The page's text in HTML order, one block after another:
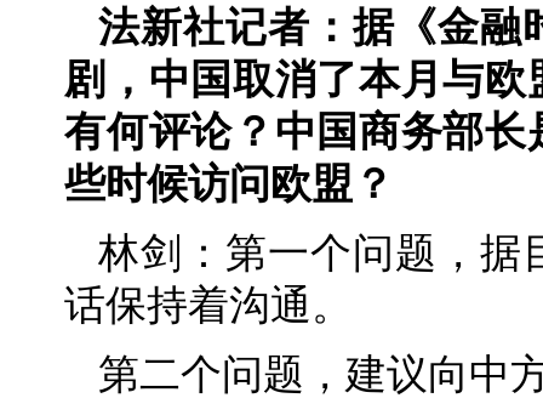
法新社记者：据《金融
剧，中国取消了本月与
有何评论？中国商务部
些时候访问欧盟？
林剑：第一个问题，据
话保持着沟通。
第二个问题，建议向中